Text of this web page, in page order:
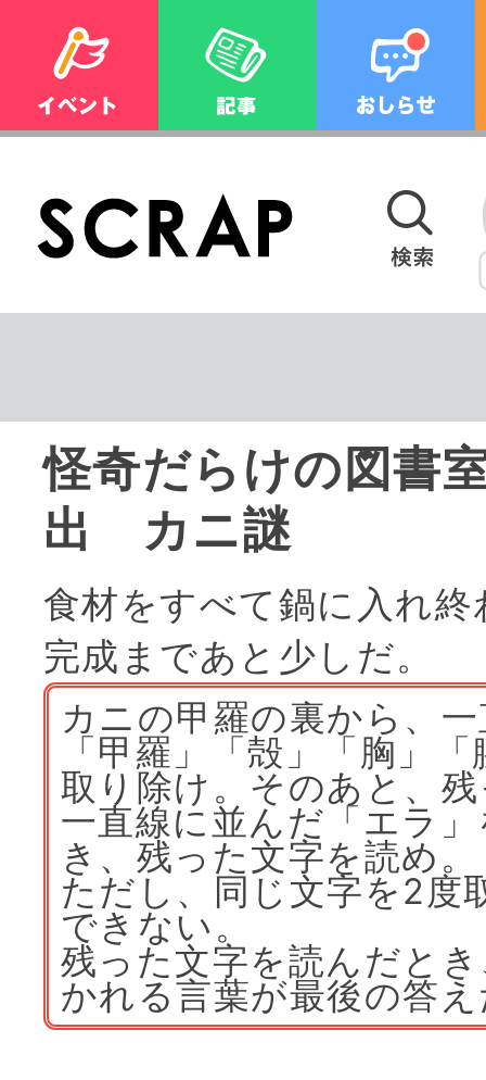
怪奇だらけの図書
出 カニ謎
食材をすべて鍋に入れ終
完成まであと少しだ。
カニの甲羅の裏から、
「甲羅」「殻」「胸」
取り除け。そのあと、
一直線に並んだ「エラ
き、残った文字を読め。
ただし、同じ文字を2度
できない。
残った文字を読んだと
かれる言葉が最後の答